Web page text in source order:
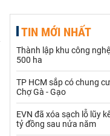
Hạt điều
Khí đốt
Kim loại khác
Muối
Nhựa - Hạt nhựa
TIN MỚI NHẤT
Thành lập khu công
500 ha
TP HCM sắp có chung
Chợ Gà - Gạo
EVN đã xóa sạch lỗ lũy
tỷ đồng sau nửa năm